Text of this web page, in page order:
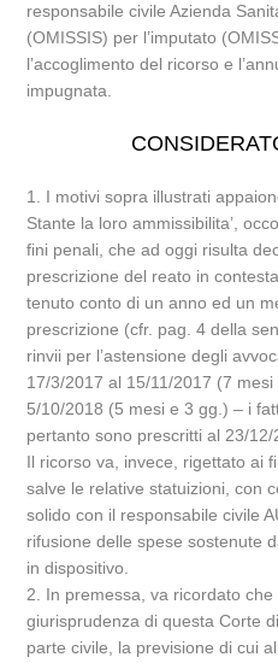
responsabile civile Azienda
(OMISSIS) per l’imputato
l’accoglimento del ricorso e
impugnata.
1. I motivi sopra illustrati
Stante la loro ammissibilita’,
fini penali, che ad oggi risulta
prescrizione del reato in
tenuto conto di un anno ed un
prescrizione (cfr. pag. 4 della
rinvii per l’astensione degli
17/3/2017 al 15/11/2017 (7
5/10/2018 (5 mesi e 3 gg.) – i
pertanto sono prescritti al 23/12/
Il ricorso va, invece, rigettato ai
salve le relative statuizioni, con
solido con il responsabile civile
rifusione delle spese sostenute
in dispositivo.
2. In premessa, va ricordato
giurisprudenza di questa Corte di
parte civile, la previsione di cui